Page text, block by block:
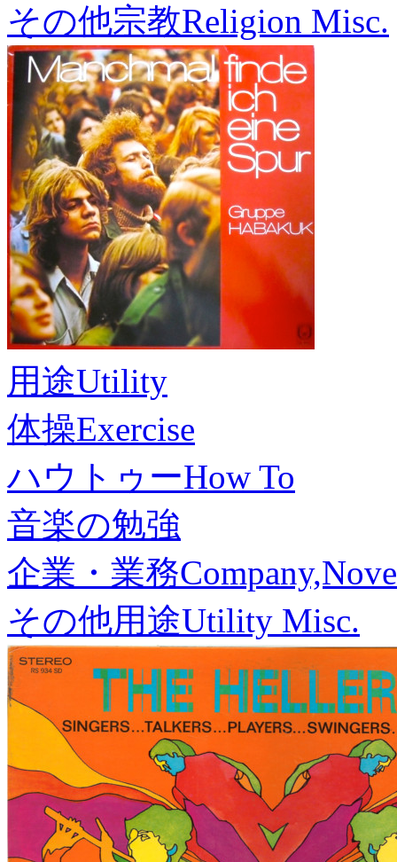
その他宗教Religion Misc.
用途Utility
体操Exercise
ハウトゥーHow To
音楽の勉強
企業・業務
その他用途Utility Misc.